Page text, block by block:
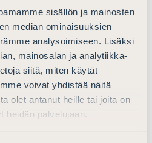
sisällön ja mainosten
median ominaisuuksien
analysoimiseen. Lisäksi
mainosalan ja analytiikka-
siitä, miten käytät
voivat yhdistää näitä
olet antanut heille tai joita on
heidän palvelujaan.
ja terrorismin
annetun lain